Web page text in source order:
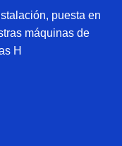
puesta en
máquinas de
H